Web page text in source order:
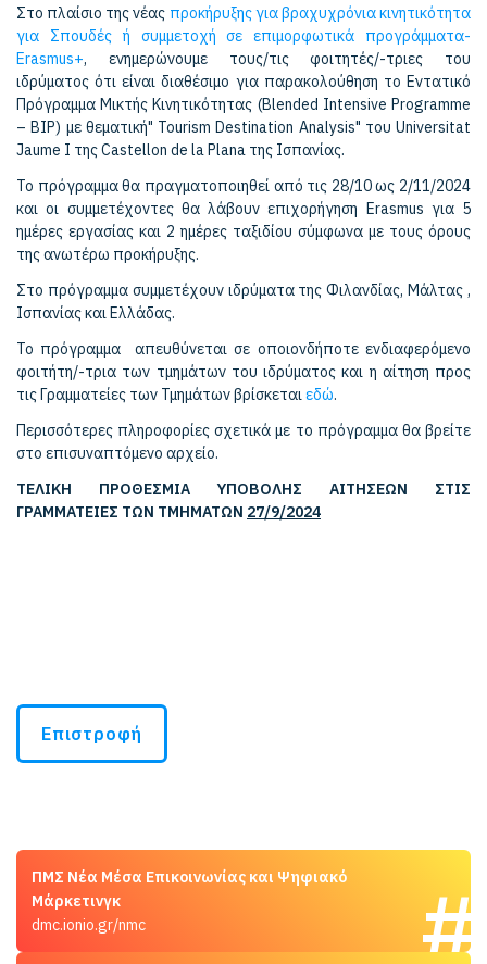
Στο πλαίσιο της νέας προκήρυξης για βραχυχρόνια κινητικότητα
για Σπουδές ή συμμετοχή σε επιμορφωτικά προγράμματα-
Erasmus+, ενημερώνουμε τους/τις φοιτητές/-τριες του
ιδρύματος ότι είναι διαθέσιμο για παρακολούθηση το Εντατικό
Πρόγραμμα Μικτής Κινητικότητας (Blended Intensive Programme
– BIP) με θεματική" Tourism Destination Analysis" του Universitat
Jaume I της Castellon de la Plana της Ισπανίας.
To πρόγραμμα θα πραγματοποιηθεί από τις 28/10 ως 2/11/2024
και οι συμμετέχοντες θα λάβουν επιχορήγηση Erasmus για 5
ημέρες εργασίας και 2 ημέρες ταξιδίου σύμφωνα με τους όρους
της ανωτέρω προκήρυξης.
Στο πρόγραμμα συμμετέχουν ιδρύματα της Φιλανδίας, Μάλτας ,
Ισπανίας και Ελλάδας.
Το πρόγραμμα απευθύνεται σε οποιονδήποτε ενδιαφερόμενο
φοιτήτη/-τρια των τμημάτων του ιδρύματος και η αίτηση προς
τις Γραμματείες των Τμημάτων βρίσκεταιεδώ.
Περισσότερες πληροφορίες σχετικά με το πρόγραμμα θα βρείτε
στο επισυναπτόμενο αρχείο.
ΤΕΛΙΚΗ ΠΡΟΘΕΣΜΙΑ ΥΠΟΒΟΛΗΣ ΑΙΤΗΣΕΩΝ ΣΤΙΣ
ΓΡΑΜΜΑΤΕΙΕΣ ΤΩΝ ΤΜΗΜΑΤΩΝ 27/9/2024
Επιστροφή
ΠΜΣ Νέα Μέσα Επικοινωνίας και Ψηφιακό
Μάρκετινγκ
dmc.ionio.gr/nmc